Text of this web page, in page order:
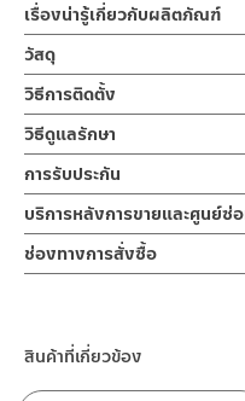
เรื่องน่ารู้เกี่ยวกับผลิตภัณฑ์
ก๊อกซิ้งค์ผสมล้างจาน ก็อกผส
โครเมี่ยม ออกแบบปากก๊อกดึ
ปิดแบบโยก ตัวล๊อคแบบเป็นท
ประกันวาล์วน้ำไม่รั่วซึมตลอดอ
ดีไซน์หรู สร้างความสวยหรูใน
ออกมาฉีดล้างทำให้ฉีดล้างสะด
ได้ 2 แบบ ดึงปากก๊อกได้ 40 ซม
ระบบอ่อนนุ่ม ราคาย่อมเยา เ
รับประกันวาล์วน้ำไม่รั่วซึมตลอ
วัสดุ
ตัวก๊อก
ผลิตจากทองเหลือง
วิธีการติดตั้ง
ข้อแนะนำในการติดตั้ง
ฝักบัว และ ชุดสายฉีดชำระ
สำหรับการติดตั้งใหม่ ให้ไล่ฝุ่น
ตั้งสินค้า โดยปล่อยน้ำให้ไหลอ
พาเศษละอองต่างๆ ออกจากท่อ
สินค้าและสร้างความเสียหายได้
จะไม่อยู่ในเงื่อนไขการรับประกัน
วิธีดูแลรักษา
คำแนะนำในการดูแลรักษาผลิต
1. ไม่ทำสินค้าให้เกิดความเสีย
ทำตก ไม่งัดหรือโยกสินค้าแรงๆ
2. ทำความสะอาดสินค้าโดยกา
3. ห้ามใช้สารเคมีที่มีฤทธิ์เป็นก
บนตัวสินค้า ซึ่งจะสร้างความเ
การรับประกัน
รับประกันวาล์วน้ำไม่รั่วซึม 10 ปี
บริการหลังการขายและศูนย์ซ่
ช่องทางออนไลน์
– Email:
ช่องทางการสั่งซื้อ
– Shopee
–Lazada
สินค้าที่เกี่ยวข้อง